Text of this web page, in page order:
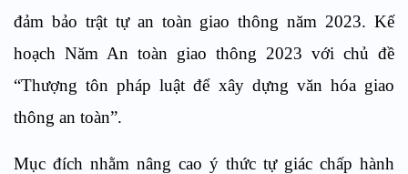
đảm bảo trật tự an toàn giao thông năm 2023. Kế
hoạch Năm An toàn giao thông 2023 với chủ đề
“Thượng tôn pháp luật để xây dựng văn hóa giao
thông an toàn”.
Mục đích nhằm nâng cao ý thức tự giác chấp hành